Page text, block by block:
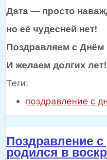
Дата — просто
но её чудесней нет!
Поздравляем с Днём
И желаем долгих лет!
Теги:
поздравление с
Поздравление
родился в